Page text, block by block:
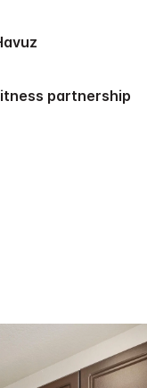
Havuz
Fitness partnership